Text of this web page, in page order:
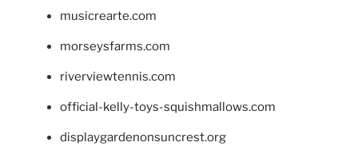
musicrearte.com
morseysfarms.com
riverviewtennis.com
official-kelly-toys-squishmallows.com
displaygardenonsuncrest.org